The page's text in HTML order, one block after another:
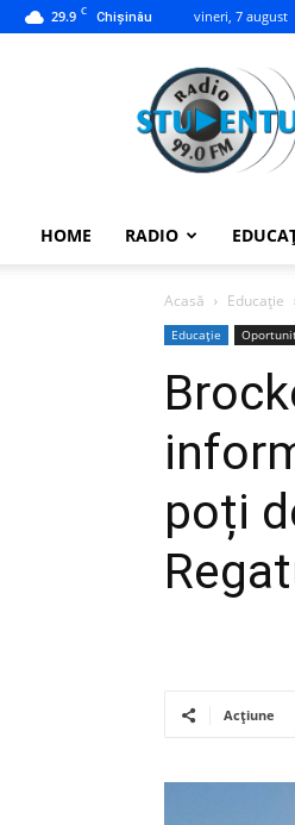
29.9 C Chișinău vineri, 7 august
HOME RADIO
Acasă Educație
Educație
poți
Acțiune